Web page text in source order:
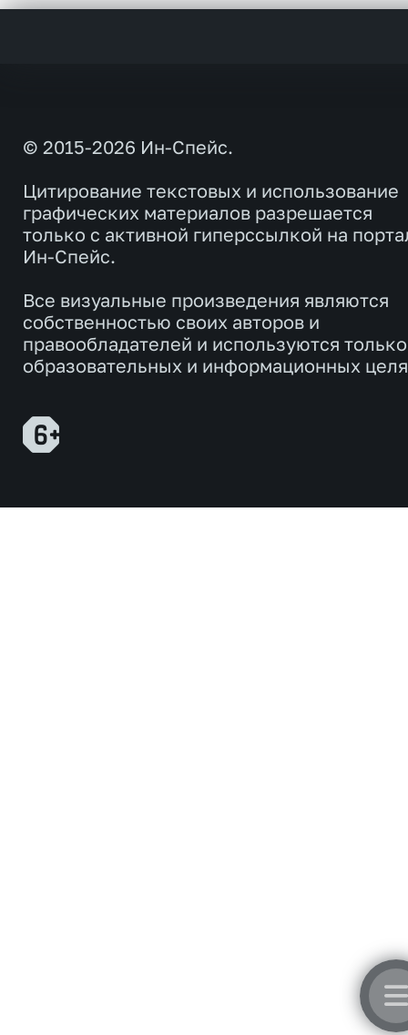
© 2015-2026 Ин-Спейс.
Цитирование текстовых и использование
графических материалов разрешается
только с активной гиперссылкой на
Ин-Спейс.
Все визуальные произведения являются
собственностью своих авторов и
правообладателей и используются
образовательных и информационных